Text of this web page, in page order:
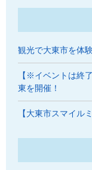
観光で大東市を体
【※イベントは終
東を開催！
【大東市スマイル